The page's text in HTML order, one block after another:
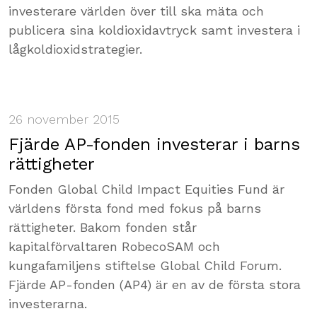
investerare världen över till ska mäta och
publicera sina koldioxidavtryck samt investera i
lågkoldioxidstrategier.
26 november 2015
Fjärde AP-fonden investerar i barns
rättigheter
Fonden Global Child Impact Equities Fund är
världens första fond med fokus på barns
rättigheter. Bakom fonden står
kapitalförvaltaren RobecoSAM och
kungafamiljens stiftelse Global Child Forum.
Fjärde AP-fonden (AP4) är en av de första stora
investerarna.